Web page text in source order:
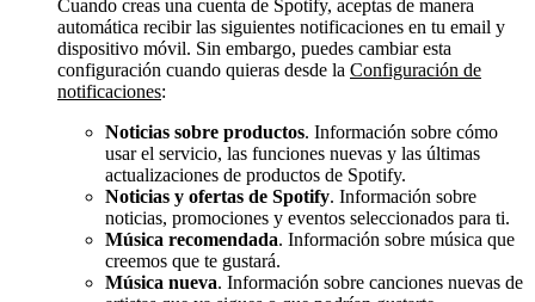
Cuando creas una cuenta de Spotify, aceptas de manera
automática recibir las siguientes notificaciones en tu email y
dispositivo móvil. Sin embargo, puedes cambiar esta
configuración cuando quieras desde la Configuración de
notificaciones:
Noticias sobre productos. Información sobre cómo
usar el servicio, las funciones nuevas y las últimas
actualizaciones de productos de Spotify.
Noticias y ofertas de Spotify. Información sobre
noticias, promociones y eventos seleccionados para ti.
Música recomendada. Información sobre música que
creemos que te gustará.
Música nueva. Información sobre canciones nuevas de